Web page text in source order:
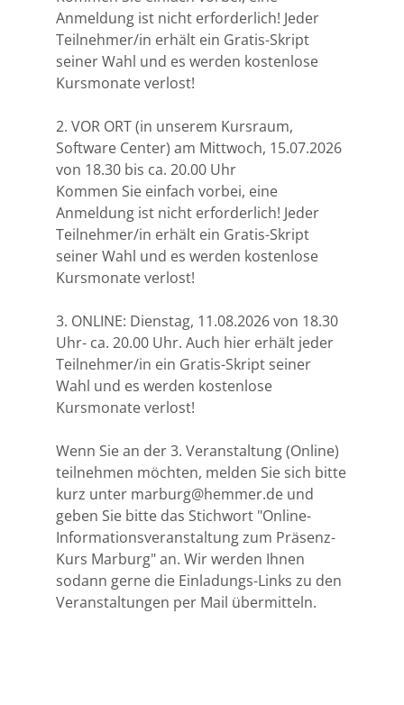
Anmeldung ist nicht erforderlich! Jeder
Teilnehmer/in erhält ein Gratis-Skript
seiner Wahl und es werden kostenlose
Kursmonate verlost!
2. VOR ORT (in unserem Kursraum,
Software Center) am Mittwoch, 15.07.2026
von 18.30 bis ca. 20.00 Uhr
Kommen Sie einfach vorbei, eine
Anmeldung ist nicht erforderlich! Jeder
Teilnehmer/in erhält ein Gratis-Skript
seiner Wahl und es werden kostenlose
Kursmonate verlost!
3. ONLINE: Dienstag, 11.08.2026 von 18.30
Uhr- ca. 20.00 Uhr. Auch hier erhält jeder
Teilnehmer/in ein Gratis-Skript seiner
Wahl und es werden kostenlose
Kursmonate verlost!
Wenn Sie an der 3. Veranstaltung (Online)
teilnehmen möchten, melden Sie sich bitte
kurz unter marburg@hemmer.de und
geben Sie bitte das Stichwort "Online-
Informationsveranstaltung zum Präsenz-
Kurs Marburg" an. Wir werden Ihnen
sodann gerne die Einladungs-Links zu den
Veranstaltungen per Mail übermitteln.
Bremen
Düsseldorf
Erlangen
Frankfurt/Main
Frankfurt/O.
Freiburg
Greifswald
Göttingen
Hamburg
Hannover
Heidelberg
07.10./08.10.2025)!Für Studierende aus
Gießen mit vergünstigter Kursgebühr von
10€/Monat! ACHTUNG: AUSGEBUCHT!